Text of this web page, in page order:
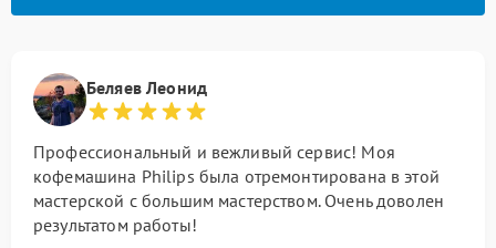
Беляев Леонид
Профессиональный и вежливый сервис! Моя
кофемашина Philips была отремонтирована в этой
мастерской с большим мастерством. Очень доволен
результатом работы!